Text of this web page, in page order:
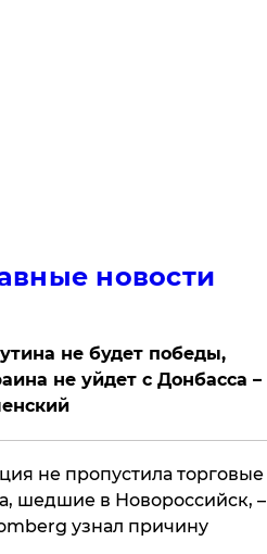
новости
не будет победы,
не уйдет с Донбасса –
не пропустила торговые
шедшие в Новороссийск, –
узнал причину